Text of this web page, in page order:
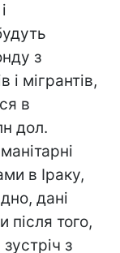
з
і мігрантів,
в
дол.
в Іраку,
дані
того,
з